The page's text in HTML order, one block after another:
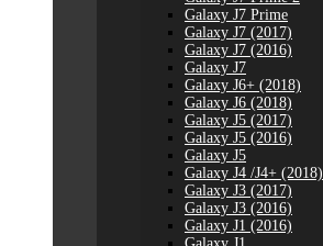
Galaxy J7 Prime
Galaxy J7 (2017)
Galaxy J7 (2016)
Galaxy J7
Galaxy J6+ (2018)
Galaxy J6 (2018)
Galaxy J5 (2017)
Galaxy J5 (2016)
Galaxy J5
Galaxy J4 /J4+ (2018)
Galaxy J3 (2017)
Galaxy J3 (2016)
Galaxy J1 (2016)